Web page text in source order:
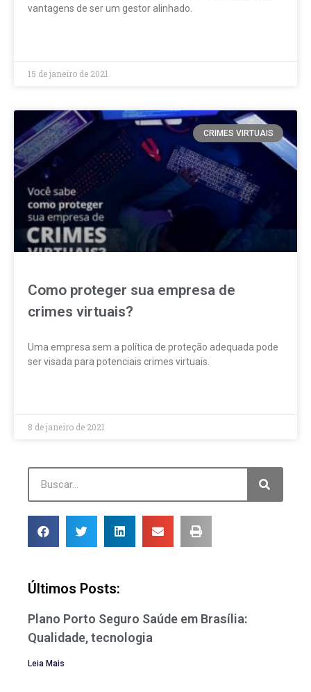
vantagens de ser um gestor alinhado.
15 de janeiro de 2021
CRIMES VIRTUAIS
Como proteger sua empresa de
crimes virtuais?
Uma empresa sem a política de proteção adequada pode
ser visada para potenciais crimes virtuais.
8 de janeiro de 2021
Últimos Posts:
Plano Porto Seguro Saúde em Brasília:
Qualidade, tecnologia
Leia Mais